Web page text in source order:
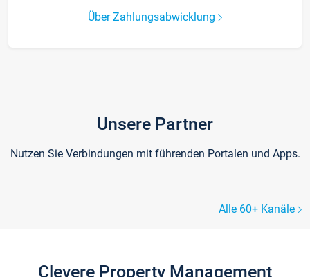
Über Zahlungsabwicklung
Unsere Partner
Nutzen Sie Verbindungen mit führenden Portalen und Apps.
Alle 60+ Kanäle
Clevere Property Management